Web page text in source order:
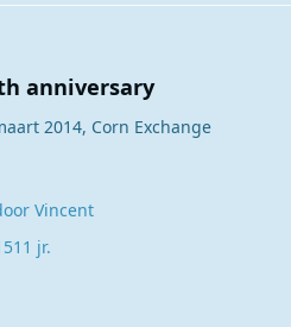
anniversary
2014, Corn Exchange
Vincent
11 jr.